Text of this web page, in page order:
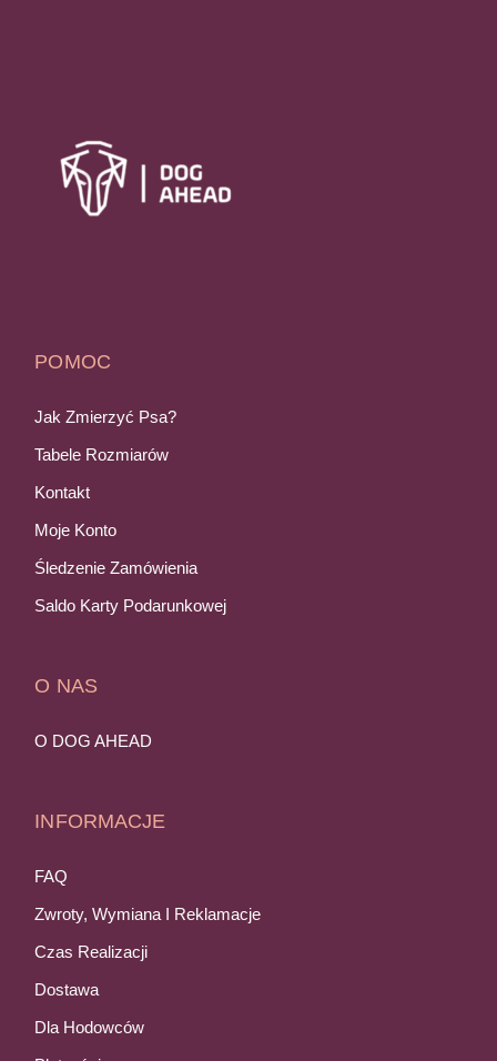
POMOC
Jak Zmierzyć Psa?
Tabele Rozmiarów
Kontakt
Moje Konto
Śledzenie Zamówienia
Saldo Karty Podarunkowej
O NAS
O DOG AHEAD
INFORMACJE
FAQ
Zwroty, Wymiana I Reklamacje
Czas Realizacji
Dostawa
Dla Hodowców